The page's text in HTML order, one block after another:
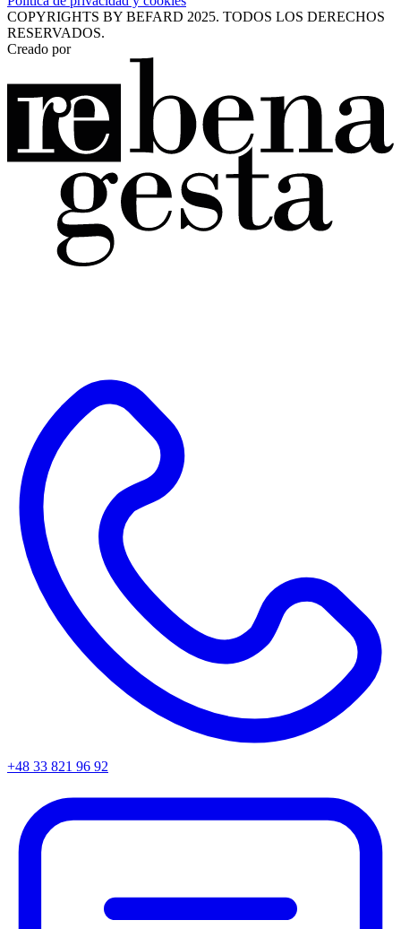
COPYRIGHTS BY BEFARD 2025. TODOS LOS DERECHOS
RESERVADOS.
Creado por
+48 33 821 96 92